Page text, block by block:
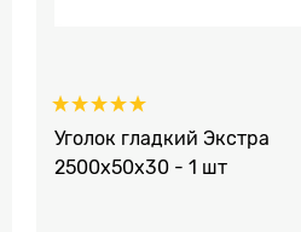
Уголок гладкий Экстра
2500x50x30 - 1 шт